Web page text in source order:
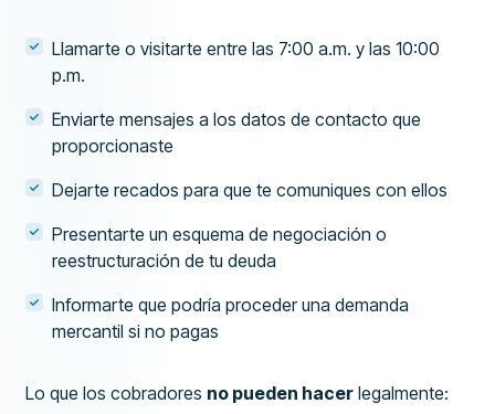
Llamarte o visitarte entre las 7:00 a.m. y las 10:00
p.m.
Enviarte mensajes a los datos de contacto que
proporcionaste
Dejarte recados para que te comuniques con ellos
Presentarte un esquema de negociación o
reestructuración de tu deuda
Informarte que podría proceder una demanda
mercantil si no pagas
Lo que los cobradores no pueden hacer legalmente: